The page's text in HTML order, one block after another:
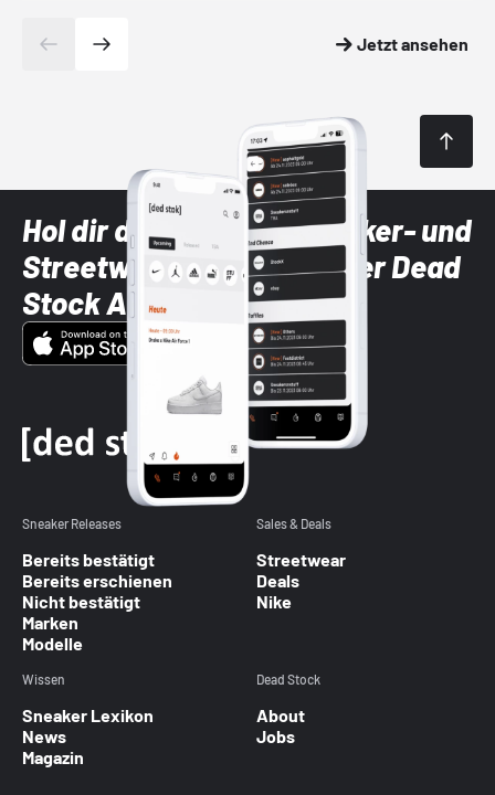
Jetzt ansehen
Hol dir die neuesten Sneaker- und
Streetwear-Brands mit der Dead
Stock App
Sneaker Releases
Bereits bestätigt
Bereits erschienen
Nicht bestätigt
Marken
Modelle
Sales & Deals
Streetwear
Deals
Nike
Wissen
Sneaker Lexikon
News
Magazin
Dead Stock
About
Jobs